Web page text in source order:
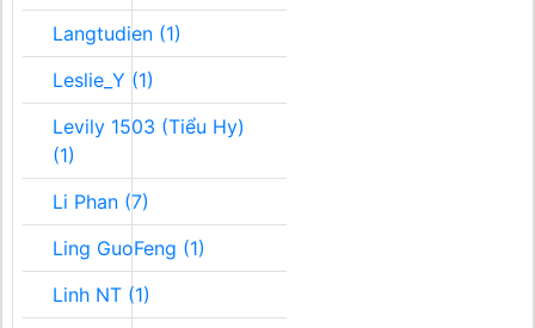
Langtudien (1)
Leslie_Y (1)
Levily 1503 (Tiểu Hy)
(1)
Li Phan (7)
Ling GuoFeng (1)
Linh NT (1)